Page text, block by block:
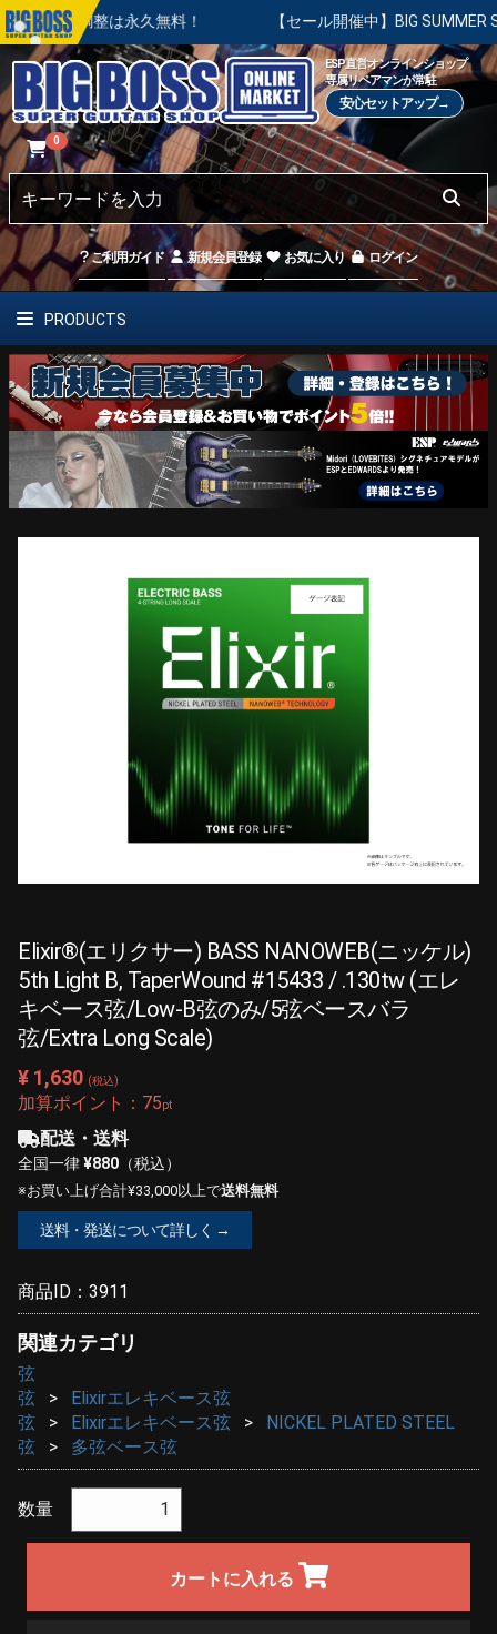
調整は永久無料！ 【セール開催中】BIG SUMMER SALE |
ESP直営オンラインショップ
専属リペアマンが常駐
安心セットアップ→
0
ご利用ガイド 新規会員登録 お気に入り ログイン
PRODUCTS
Elixir®(エリクサー) BASS NANOWEB(ニッケル)
5th Light B, TaperWound #15433 / .130tw (エレ
キベース弦/Low-B弦のみ/5弦ベースバラ
弦/Extra Long Scale)
¥ 1,630 (税込)
加算ポイント： 75pt
配送・送料
全国一律¥880 （税込）
※お買い上げ合計¥33,000以上で送料無料
送料・発送について詳しく →
商品ID： 3911
関連カテゴリ
弦
弦
Elixirエレキベース弦
弦
Elixirエレキベース弦
NICKEL PLATED STEEL
弦
多弦ベース弦
数量
カートに入れる